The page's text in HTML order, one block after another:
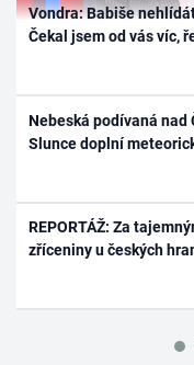
Vondra: Babiše
Čekal jsem od vás víc,
Nebeská podívaná
Slunce doplní
REPORTÁŽ: Za
zříceniny u českých